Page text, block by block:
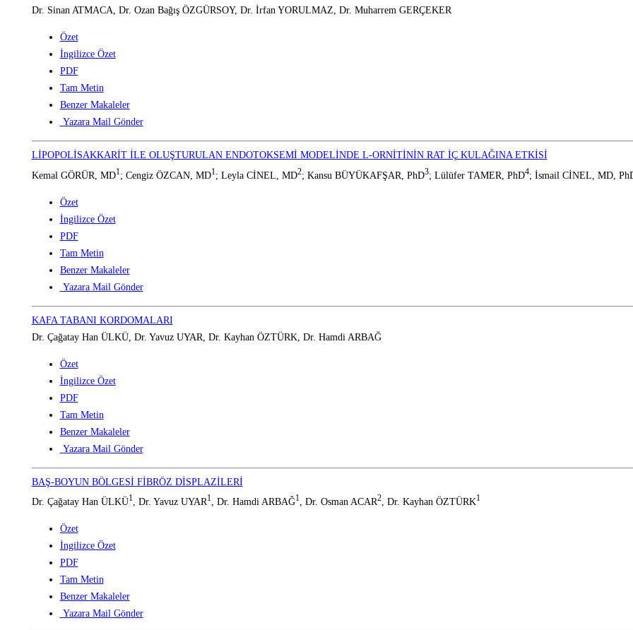
Dr. Sinan ATMACA, Dr. Ozan Bağış ÖZGÜRSOY, Dr. İrfan YORULMAZ, Dr. Muharrem GERÇEKER
Özet
İngilizce Özet
PDF
Tam Metin
Benzer Makaleler
Yazara Mail Gönder
LİPOPOLİSAKKARİT İLE OLUŞTURULAN ENDOTOKSEMİ MODELİNDE L-ORNİTİNİN RAT İÇ KULAĞINA ETKİSİ
Kemal GÖRÜR, MD1; Cengiz ÖZCAN, MD1; Leyla CİNEL, MD2; Kansu BÜYÜKAFŞAR, PhD3; Lülüfer TAMER, PhD4; İsmail CİNEL, MD,
Özet
İngilizce Özet
PDF
Tam Metin
Benzer Makaleler
Yazara Mail Gönder
KAFA TABANI KORDOMALARI
Dr. Çağatay Han ÜLKÜ, Dr. Yavuz UYAR, Dr. Kayhan ÖZTÜRK, Dr. Hamdi ARBAĞ
Özet
İngilizce Özet
PDF
Tam Metin
Benzer Makaleler
Yazara Mail Gönder
BAŞ-BOYUN BÖLGESİ FİBRÖZ DİSPLAZİLERİ
Dr. Çağatay Han ÜLKÜ1, Dr. Yavuz UYAR1, Dr. Hamdi ARBAĞ1, Dr. Osman ACAR2, Dr. Kayhan ÖZTÜRK1
Özet
İngilizce Özet
PDF
Tam Metin
Benzer Makaleler
Yazara Mail Gönder